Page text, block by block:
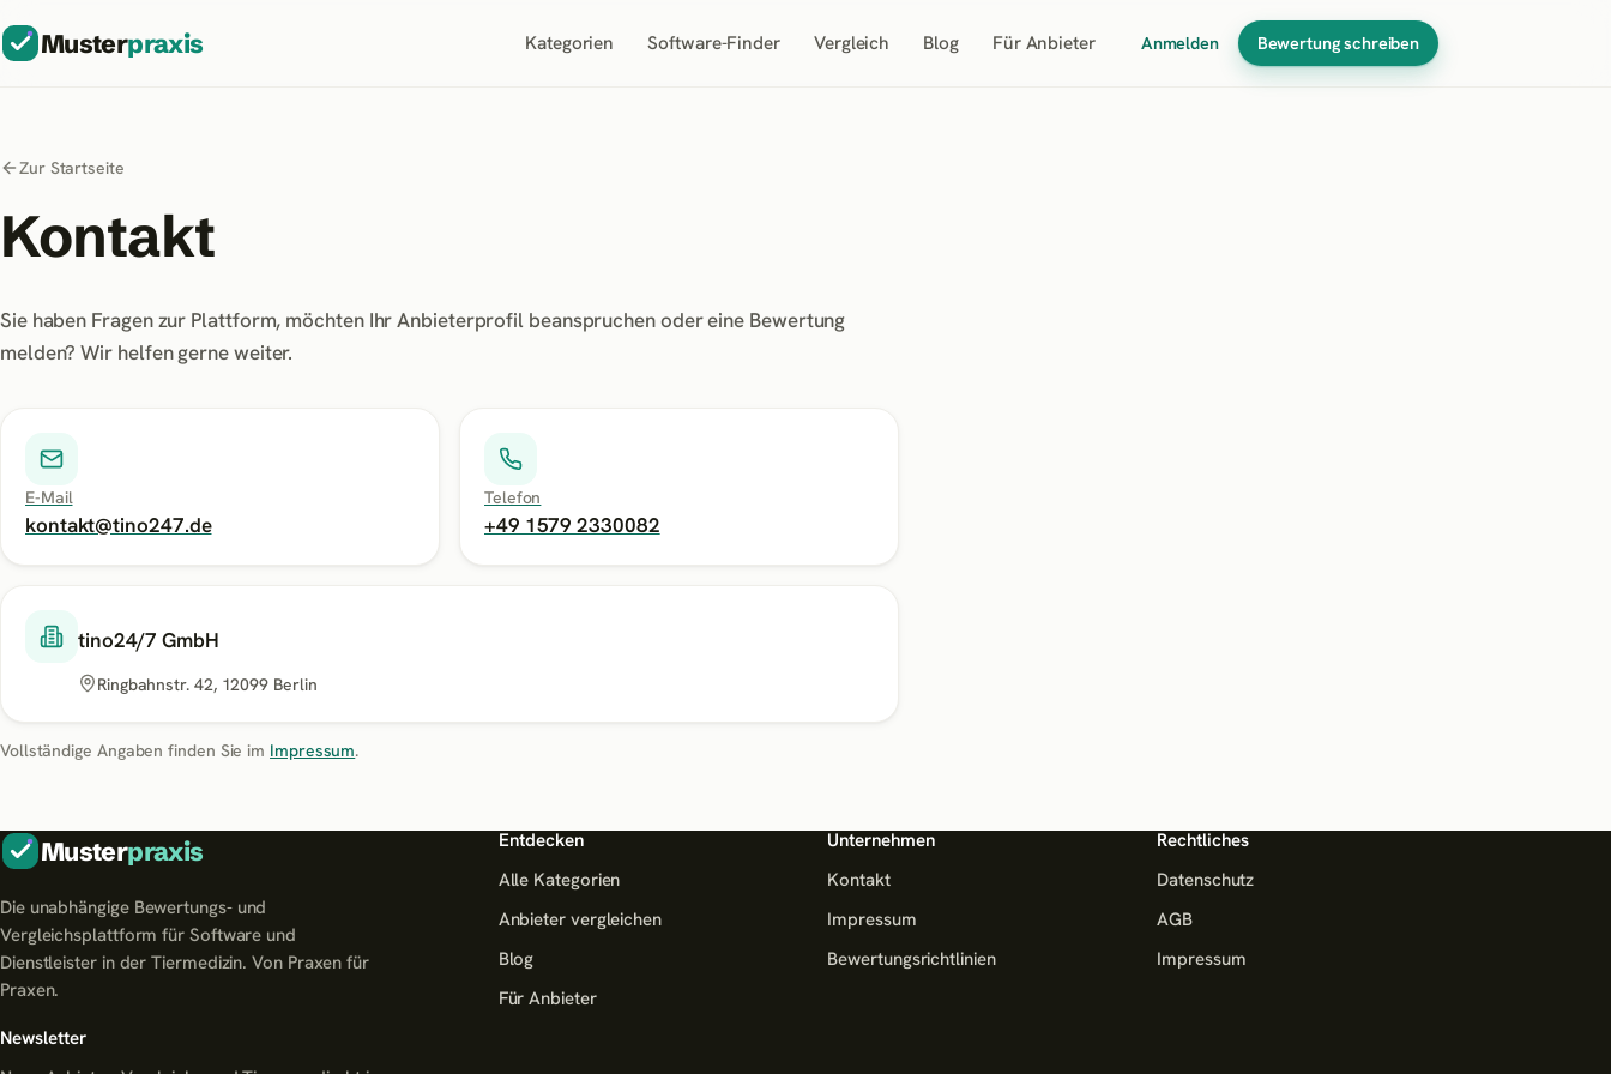
Musterpraxis Kategorien Software-Finder Vergleich Blog Für Anbieter Anmelden Bewertung schreiben
Zur Startseite
Kontakt
Sie haben Fragen zur Plattform, möchten Ihr Anbieterprofil beanspruchen oder eine Bewertung
melden? Wir helfen gerne weiter.
E-Mail
kontakt@tino247.de
Telefon
+49 1579 2330082
tino24/7 GmbH
Ringbahnstr. 42, 12099 Berlin
Vollständige Angaben finden Sie im Impressum.
Musterpraxis
Die unabhängige Bewertungs- und
Vergleichsplattform für Software und
Dienstleister in der Tiermedizin. Von Praxen für
Praxen.
Newsletter
Entdecken
Alle Kategorien
Anbieter vergleichen
Blog
Für Anbieter
Unternehmen
Kontakt
Impressum
Bewertungsrichtlinien
Rechtliches
Datenschutz
AGB
Impressum